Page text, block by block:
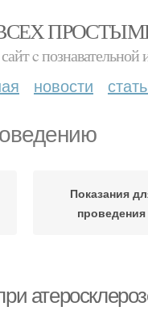
c
новости
Показания
проведения